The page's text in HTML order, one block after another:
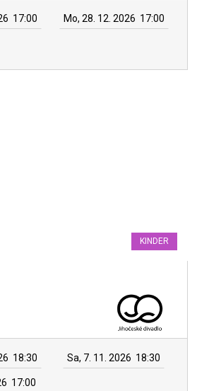
17:00 Mo, 28. 12. 2026 17:00
KINDER
18:30 Sa, 7. 11. 2026 18:30
17:00